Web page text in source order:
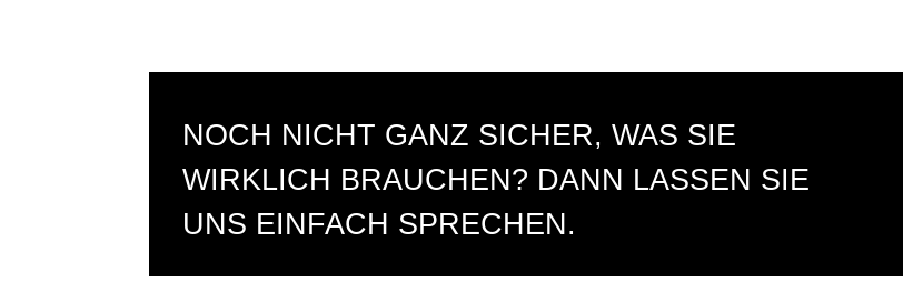
NOCH NICHT GANZ SICHER, WAS SIE
WIRKLICH BRAUCHEN? DANN LASSEN SIE
UNS EINFACH SPRECHEN.